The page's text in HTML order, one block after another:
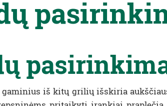
gaminius iš kitų grilių išskiria